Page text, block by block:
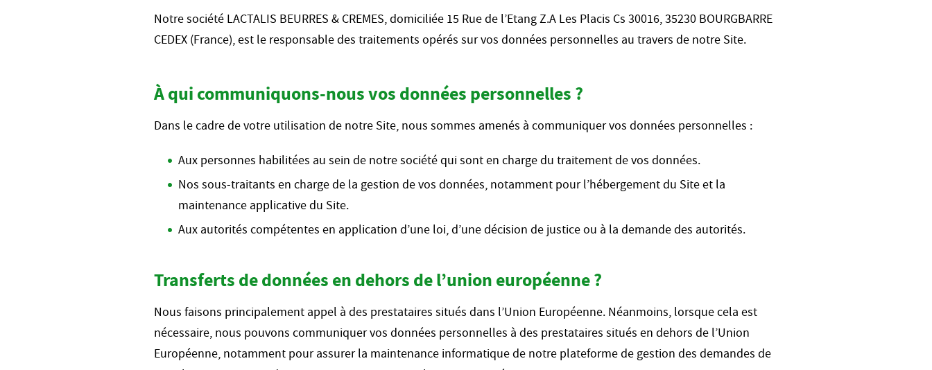
Notre société LACTALIS BEURRES & CREMES, domiciliée 15 Rue de l’Etang Z.A Les Placis Cs 30016, 35230 BOURGBARRE
CEDEX (France), est le responsable des traitements opérés sur vos données personnelles au travers de notre Site.
À qui communiquons-nous vos données personnelles ?
Dans le cadre de votre utilisation de notre Site, nous sommes amenés à communiquer vos données personnelles :
Aux personnes habilitées au sein de notre société qui sont en charge du traitement de vos données.
Nos sous-traitants en charge de la gestion de vos données, notamment pour l’hébergement du Site et la
maintenance applicative du Site.
Aux autorités compétentes en application d’une loi, d’une décision de justice ou à la demande des autorités.
Transferts de données en dehors de l’union européenne ?
Nous faisons principalement appel à des prestataires situés dans l’Union Européenne. Néanmoins, lorsque cela est
nécessaire, nous pouvons communiquer vos données personnelles à des prestataires situés en dehors de l’Union
Européenne, notamment pour assurer la maintenance informatique de notre plateforme de gestion des demandes de